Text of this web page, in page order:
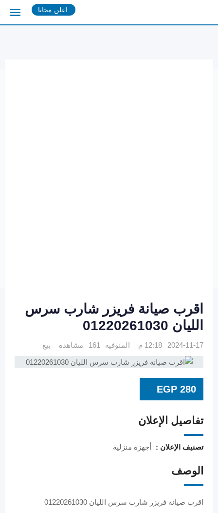
اعلن مجانا
اقرب صيانة فريزر شارب سرس
الليان 01220261030
2024-11-17 12:18 م المنوفيه 161 مشاهدة بيع
EGP 280
تفاصيل الإعلان
تصنيف الإعلان : أجهزة منزلية
الوصف
اقرب صيانة فريزر شارب سرس الليان 01220261030